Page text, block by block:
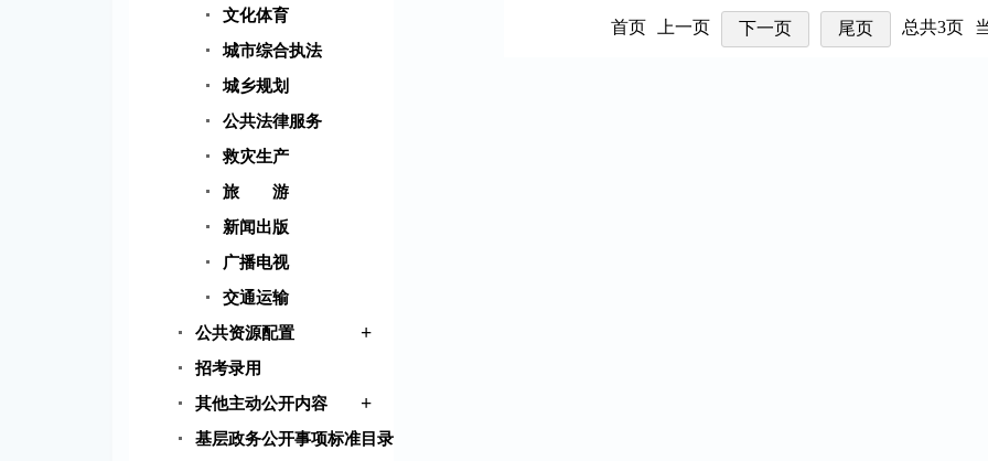
文化体育
城市综合执法
城乡规划
公共法律服务
救灾生产
旅 游
新闻出版
广播电视
交通运输
公共资源配置
+
招考录用
其他主动公开内容
+
基层政务公开事项标准目录
首页 上一页 下一页 尾页 总共3页